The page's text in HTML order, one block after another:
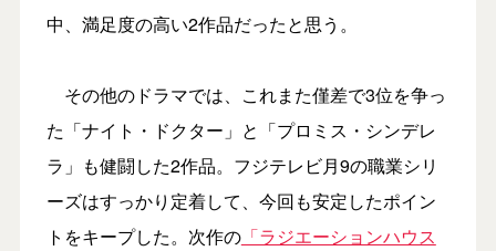
中、満足度の高い2作品だったと思う。
その他のドラマでは、これまた僅差で3位を争っ
た「ナイト・ドクター」と「プロミス・シンデレ
ラ」も健闘した2作品。フジテレビ月9の職業シリ
ーズはすっかり定着して、今回も安定したポイン
トをキープした。次作の「ラジエーションハウス